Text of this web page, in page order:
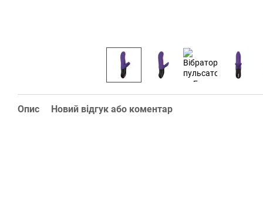
Опис Новий відгук або коментар